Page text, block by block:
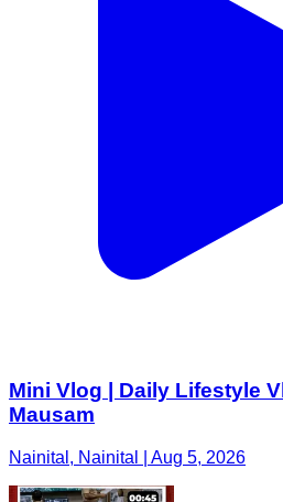
Mini Vlog | Daily Lifestyle
Mausam
Nainital, Nainital | Aug 5, 2026